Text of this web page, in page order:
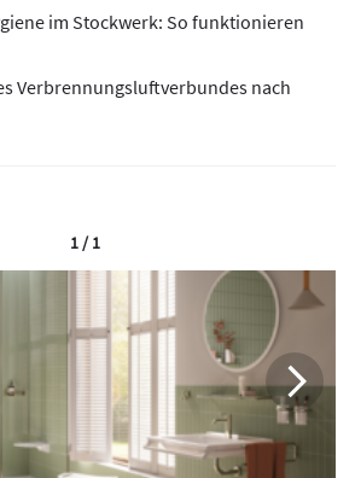
im Stockwerk: So funktionieren
Verbrennungsluftverbundes nach
1 / 1